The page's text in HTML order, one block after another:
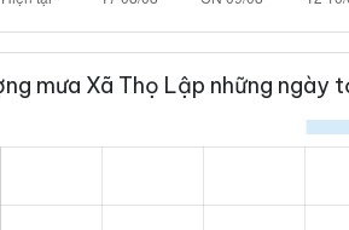
mưa Xã Thọ Lập những ngày